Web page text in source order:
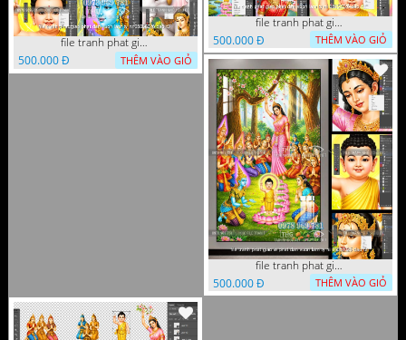
file tranh phat giao phat dan vuon lam ty ni 05052026 dao t3
500.000 Đ
THÊM VÀO GIỎ
file tranh phat giao phat dan vuon lam ty ni 05052026 dao t1
500.000 Đ
THÊM VÀO GIỎ
file tranh phat giao le phat dan vuon lam ty ni 05052026 dao t2
500.000 Đ
THÊM VÀO GIỎ